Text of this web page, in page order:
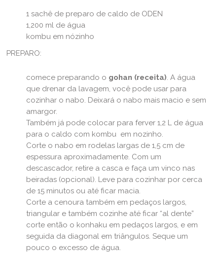
1 sachê de preparo de caldo de ODEN
1,200 ml de água
kombu em nózinho
PREPARO:
comece preparando o gohan (receita). A água
que drenar da lavagem, você pode usar para
cozinhar o nabo. Deixará o nabo mais macio e sem
amargor.
Também já pode colocar para ferver 1,2 L de água
para o caldo com kombu em nozinho.
Corte o nabo em rodelas largas de 1,5 cm de
espessura aproximadamente. Com um
descascador, retire a casca e faça um vinco nas
beiradas (opcional). Leve para cozinhar por cerca
de 15 minutos ou até ficar macia.
Corte a cenoura também em pedaços largos,
triangular e também cozinhe até ficar “al dente”
corte então o konhaku em pedaços largos, e em
seguida da diagonal em triângulos. Seque um
pouco o excesso de água.